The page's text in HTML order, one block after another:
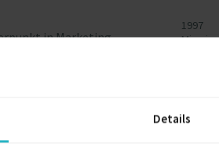
Details
in Marketing
1997
Miami